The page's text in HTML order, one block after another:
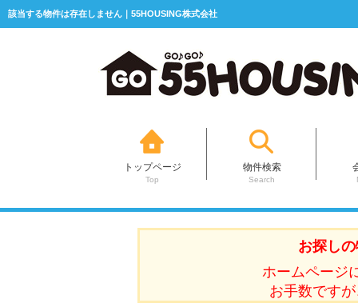
該当する物件は存在しません｜55HOUSING株式会社
トップページ
Top
物件検索
Search
お探し
ホームページ
お手数です